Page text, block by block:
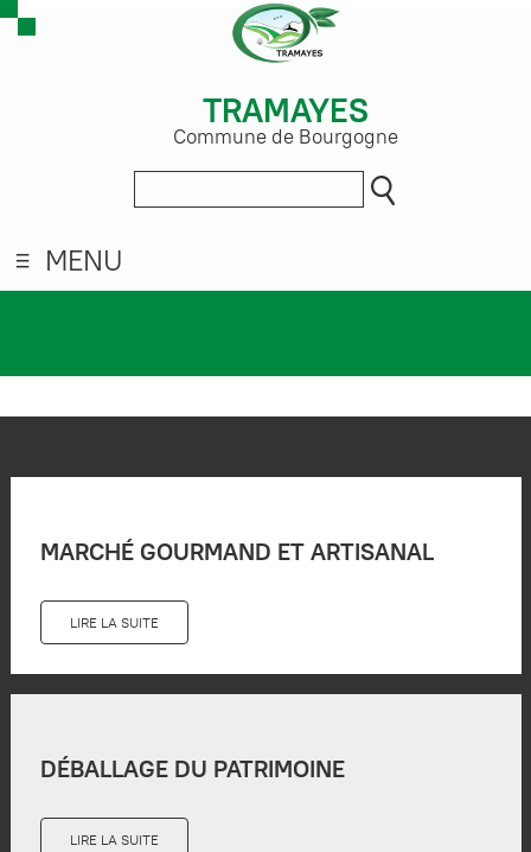
TRAMAYES
Commune de Bourgogne
MENU
MARCHÉ GOURMAND ET ARTISANAL
LIRE LA SUITE
DÉBALLAGE DU PATRIMOINE
LIRE LA SUITE